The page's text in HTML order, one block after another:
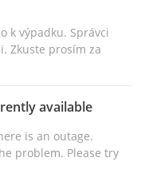
k výpadku. Správci
Zkuste prosím za
available
is an outage.
problem. Please try